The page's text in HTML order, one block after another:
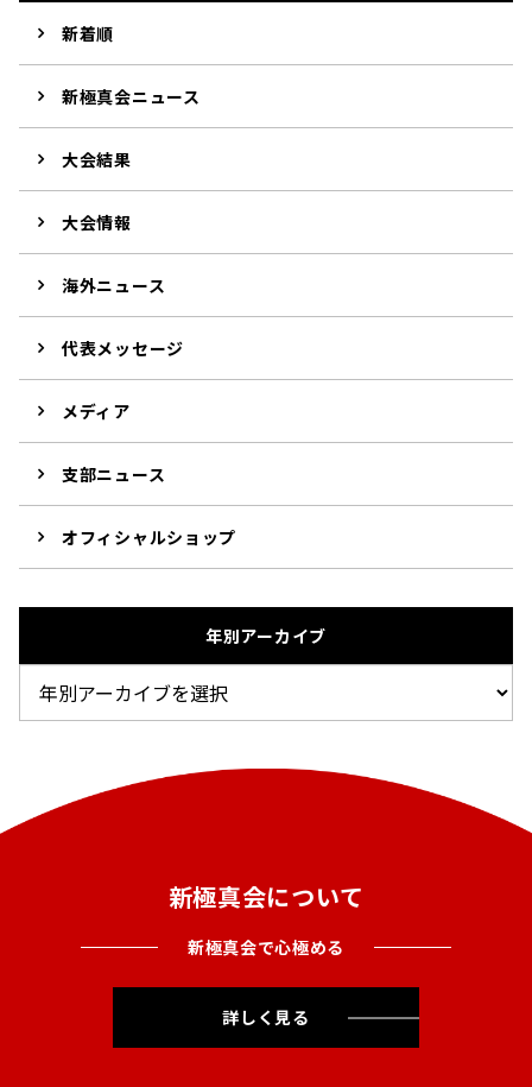
新着順
新極真会ニュース
大会結果
大会情報
海外ニュース
代表メッセージ
メディア
支部ニュース
オフィシャルショップ
年別アーカイブ
新極真会について
新極真会で心極める
詳しく見る